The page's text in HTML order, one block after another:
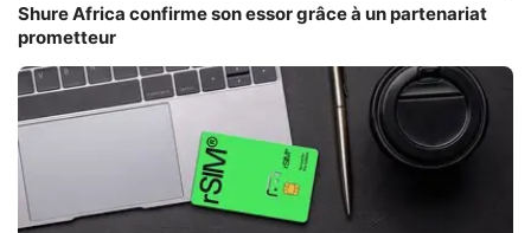
Shure Africa confirme son essor grâce à un partenariat
prometteur